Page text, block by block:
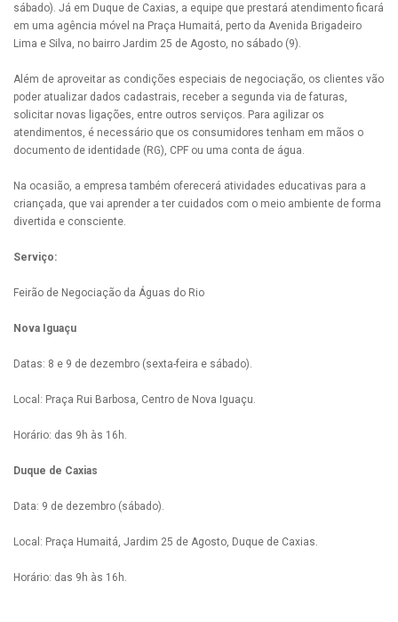
sábado). Já em Duque de Caxias, a equipe que prestará atendimento ficará
em uma agência móvel na Praça Humaitá, perto da Avenida Brigadeiro
Lima e Silva, no bairro Jardim 25 de Agosto, no sábado (9).
Além de aproveitar as condições especiais de negociação, os clientes vão
poder atualizar dados cadastrais, receber a segunda via de faturas,
solicitar novas ligações, entre outros serviços. Para agilizar os
atendimentos, é necessário que os consumidores tenham em mãos o
documento de identidade (RG), CPF ou uma conta de água.
Na ocasião, a empresa também oferecerá atividades educativas para a
criançada, que vai aprender a ter cuidados com o meio ambiente de forma
divertida e consciente.
Serviço:
Feirão de Negociação da Águas do Rio
Nova Iguaçu
Datas: 8 e 9 de dezembro (sexta-feira e sábado).
Local: Praça Rui Barbosa, Centro de Nova Iguaçu.
Horário: das 9h às 16h.
Duque de Caxias
Data: 9 de dezembro (sábado).
Local: Praça Humaitá, Jardim 25 de Agosto, Duque de Caxias.
Horário: das 9h às 16h.